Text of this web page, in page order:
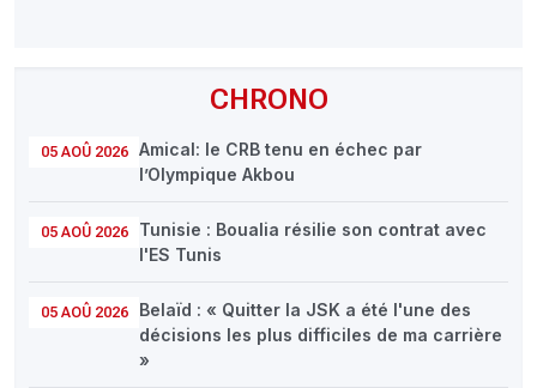
CHRONO
05 AOÛ 2026
Amical: le CRB tenu en échec par
l’Olympique Akbou
05 AOÛ 2026
Tunisie : Boualia résilie son contrat avec
l'ES Tunis
05 AOÛ 2026
Belaïd : « Quitter la JSK a été l'une des
décisions les plus difficiles de ma carrière
»